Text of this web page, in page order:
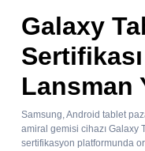
Galaxy
Sertifikası
Lansman
Samsung, Android tablet
amiral gemisi cihazı Galaxy
sertifikasyon platformunda